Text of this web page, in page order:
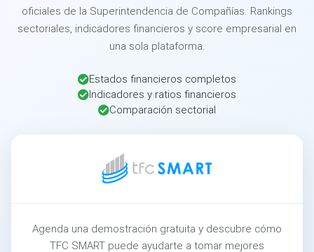
oficiales de la Superintendencia de Compañías. Rankings
sectoriales, indicadores financieros y score empresarial en
una sola plataforma.
Estados financieros completos
Indicadores y ratios financieros
Comparación sectorial
Agenda una demostración gratuita y descubre cómo
TFC SMART puede ayudarte a tomar mejores